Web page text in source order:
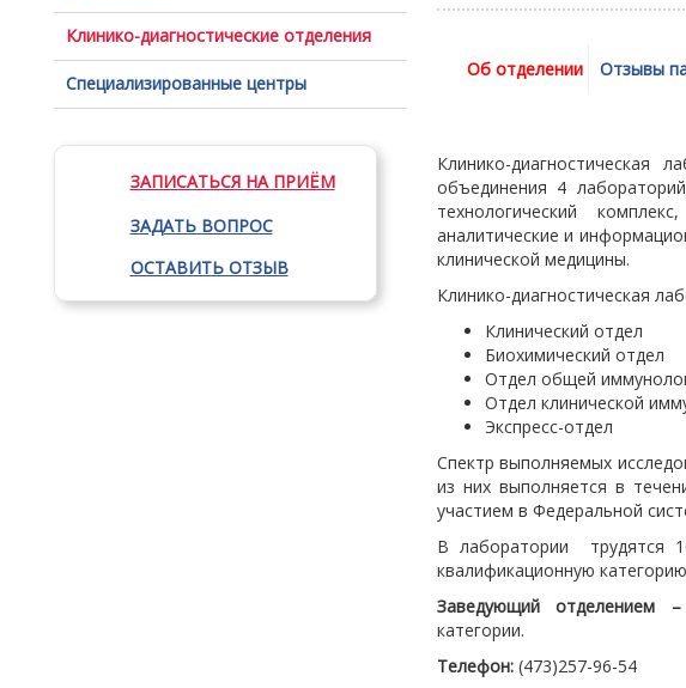
Клинико-диагностические отделения
Специализированные центры
ЗАПИСАТЬСЯ НА ПРИЁМ
ЗАДАТЬ ВОПРОС
ОСТАВИТЬ ОТЗЫВ
Об отделении Отзывы
Клинико-диагностическая
объединения 4
технологический
аналитические и
клинической медицины.
Клинико-диагностическая
Клинический отдел
Биохимический отдел
Отдел общей
Отдел клинической
Экспресс-отдел
Спектр выполняемых
из них выполняется в
участием в Федеральной
В лаборатории трудятся
квалификационную
Заведующий отделением –
категории.
Телефон: (473)257-96-54